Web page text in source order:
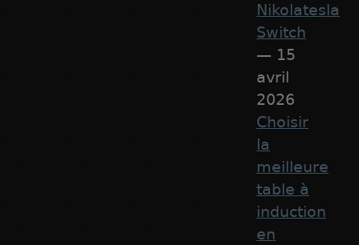
Nikolatesla
Switch
— 15
avril
2026
Choisir
la
meilleure
table à
induction
en